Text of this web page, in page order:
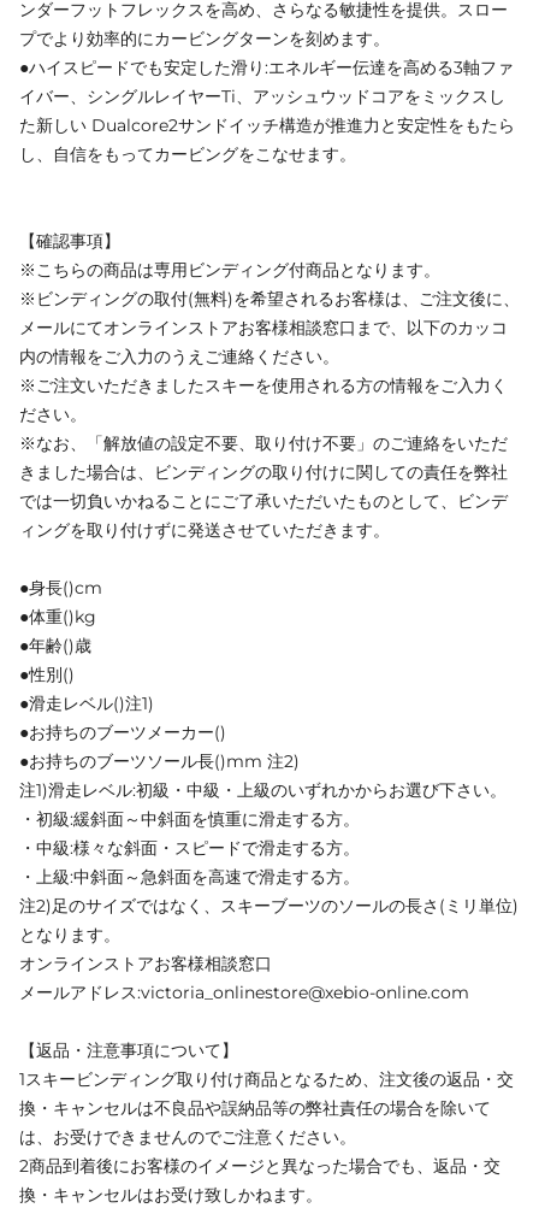
ンダーフットフレックスを高め、さらなる敏捷性を提供。スロー
プでより効率的にカービングターンを刻めます。
●ハイスピードでも安定した滑り:エネルギー伝達を高める3軸ファ
イバー、シングルレイヤーTi、アッシュウッドコアをミックスし
た新しい Dualcore2サンドイッチ構造が推進力と安定性をもたら
し、自信をもってカービングをこなせます。
【確認事項】
※こちらの商品は専用ビンディング付商品となります。
※ビンディングの取付(無料)を希望されるお客様は、ご注文後に、
メールにてオンラインストアお客様相談窓口まで、以下のカッコ
内の情報をご入力のうえご連絡ください。
※ご注文いただきましたスキーを使用される方の情報をご入力く
ださい。
※なお、「解放値の設定不要、取り付け不要」のご連絡をいただ
きました場合は、ビンディングの取り付けに関しての責任を弊社
では一切負いかねることにご了承いただいたものとして、ビンデ
ィングを取り付けずに発送させていただきます。
●身長()cm
●体重()kg
●年齢()歳
●性別()
●滑走レベル()注1)
●お持ちのブーツメーカー()
●お持ちのブーツソール長()mm 注2)
注1)滑走レベル:初級・中級・上級のいずれかからお選び下さい。
・初級:緩斜面～中斜面を慎重に滑走する方。
・中級:様々な斜面・スピードで滑走する方。
・上級:中斜面～急斜面を高速で滑走する方。
注2)足のサイズではなく、スキーブーツのソールの長さ(ミリ単位)
となります。
オンラインストアお客様相談窓口
メールアドレス:victoria_onlinestore@xebio-online.com
【返品・注意事項について】
1スキービンディング取り付け商品となるため、注文後の返品・交
換・キャンセルは不良品や誤納品等の弊社責任の場合を除いて
は、お受けできませんのでご注意ください。
2商品到着後にお客様のイメージと異なった場合でも、返品・交
換・キャンセルはお受け致しかねます。